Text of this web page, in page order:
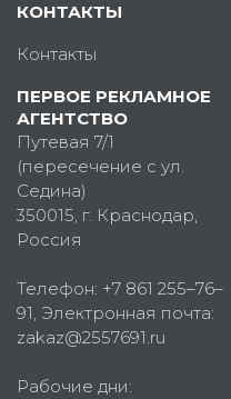
КОНТАКТЫ
Контакты
ПЕРВОЕ РЕКЛАМНОЕ
АГЕНТСТВО
Путевая 7/1
(пересечение с ул.
Седина)
350015, г. Краснодар,
Россия
Телефон: +7 861 255–76–
91, Электронная почта:
zakaz@2557691.ru
Рабочие дни: